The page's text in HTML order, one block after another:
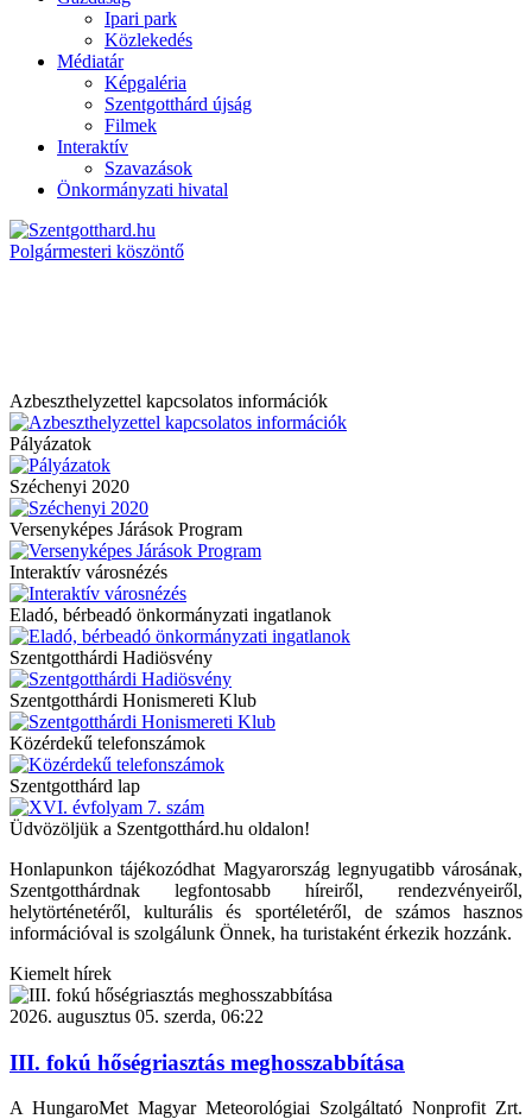
Ipari park
Közlekedés
Médiatár
Képgaléria
Szentgotthárd újság
Filmek
Interaktív
Szavazások
Önkormányzati hivatal
Polgármesteri köszöntő
Azbeszthelyzettel kapcsolatos információk
Pályázatok
Széchenyi 2020
Versenyképes Járások Program
Interaktív városnézés
Eladó, bérbeadó önkormányzati ingatlanok
Szentgotthárdi Hadiösvény
Szentgotthárdi Honismereti Klub
Közérdekű telefonszámok
Szentgotthárd lap
Üdvözöljük a Szentgotthárd.hu oldalon!
Honlapunkon tájékozódhat Magyarország legnyugatibb városának,
Szentgotthárdnak legfontosabb híreiről, rendezvényeiről,
helytörténetéről, kulturális és sportéletéről, de számos hasznos
információval is szolgálunk Önnek, ha turistaként érkezik hozzánk.
Kiemelt hírek
2026. augusztus 05. szerda, 06:22
III. fokú hőségriasztás meghosszabbítása
A HungaroMet Magyar Meteorológiai Szolgáltató Nonprofit Zrt.